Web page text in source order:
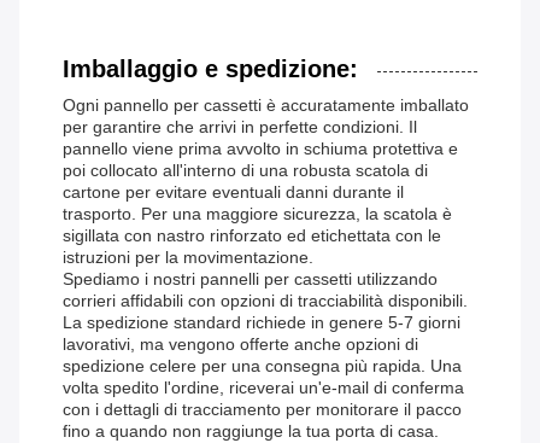
Imballaggio e spedizione:
Ogni pannello per cassetti è accuratamente imballato
per garantire che arrivi in ​​perfette condizioni. Il
pannello viene prima avvolto in schiuma protettiva e
poi collocato all'interno di una robusta scatola di
cartone per evitare eventuali danni durante il
trasporto. Per una maggiore sicurezza, la scatola è
sigillata con nastro rinforzato ed etichettata con le
istruzioni per la movimentazione.
Spediamo i nostri pannelli per cassetti utilizzando
corrieri affidabili con opzioni di tracciabilità disponibili.
La spedizione standard richiede in genere 5-7 giorni
lavorativi, ma vengono offerte anche opzioni di
spedizione celere per una consegna più rapida. Una
volta spedito l'ordine, riceverai un'e-mail di conferma
con i dettagli di tracciamento per monitorare il pacco
fino a quando non raggiunge la tua porta di casa.